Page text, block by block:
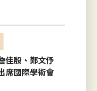
佳殷、鄭文伃
席國際學術會